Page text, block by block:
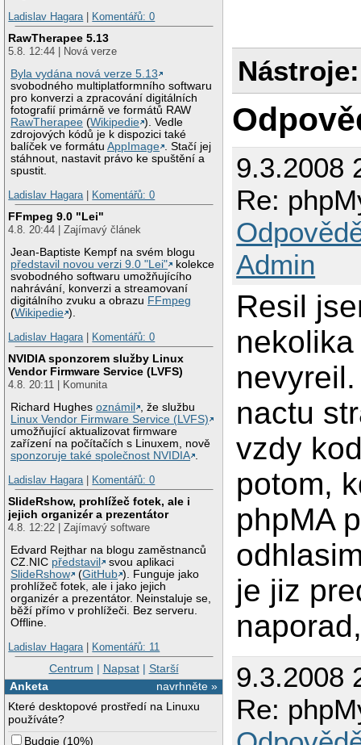
Ladislav Hagara| Komentářů: 0
RawTherapee 5.13
5.8. 12:44 | Nová verze
Byla vydána nová verze 5.13
svobodného multiplatformního softwaru
pro konverzi a zpracování digitálních
fotografií primárně ve formátů RAW
RawTherapee (Wikipedie ). Vedle
zdrojových kódů je k dispozici také
balíček ve formátuAppImage . Stačí jej
stáhnout, nastavit právo ke spuštění a
spustit.
Ladislav Hagara| Komentářů: 0
FFmpeg 9.0 "Lei"
4.8. 20:44 | Zajímavý článek
Jean-Baptiste Kempf na svém blogu
představil novou verzi 9.0 "Lei"
kolekce
svobodného softwaru umožňujícího
nahrávání, konverzi a streamovaní
digitálního zvuku a obrazu FFmpeg
(Wikipedie ).
Ladislav Hagara| Komentářů: 0
NVIDIA sponzorem služby Linux
Vendor Firmware Service (LVFS)
4.8. 20:11 | Komunita
Richard Hughesoznámil
, že službu
Linux Vendor Firmware Service (LVFS)
umožňující aktualizovat firmware
zařízení na počítačích s Linuxem, nově
sponzoruje také společnost NVIDIA .
Ladislav Hagara| Komentářů: 0
SlideRshow, prohlížeč fotek, ale i
jejich organizér a prezentátor
4.8. 12:22 | Zajímavý software
Edvard Rejthar na blogu zaměstnanců
CZ.NIC představil
svou aplikaci
SlideRshow
(GitHub ). Funguje jako
prohlížeč fotek, ale i jako jejich
organizér a prezentátor. Neinstaluje se,
běží přímo v prohlížeči. Bez serveru.
Offline.
Ladislav Hagara| Komentářů: 11
Centrum | Napsat| Starší
navrhněte »
Anketa
Které desktopové prostředí na Linuxu
používáte?
Budgie (10%)
Nástroje:
9.3.2008
Re:
Admin
Resil
nactu
vzdy
potom,
phpMA
je jiz
9.3.2008
Re: